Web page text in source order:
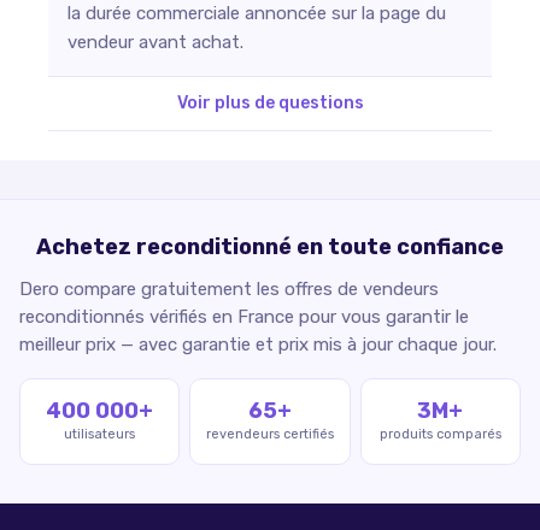
la durée commerciale annoncée sur la page du
vendeur avant achat.
Voir plus de questions
Achetez reconditionné en toute confiance
Dero compare gratuitement les offres de vendeurs
reconditionnés vérifiés en France pour vous garantir le
meilleur prix — avec garantie et prix mis à jour chaque jour.
400 000+
utilisateurs
65+
revendeurs certifiés
3M+
produits comparés